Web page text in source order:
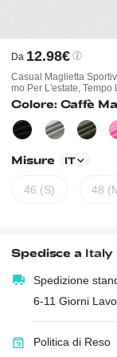
Da 12.98€
Casual Maglietta
Mo Per L'estate, Tempo
Colore: Caffè
Misure IT
46 (S) 48
Spedisce a Italy
Spedizione
6-11 Giorni
Politica di Reso